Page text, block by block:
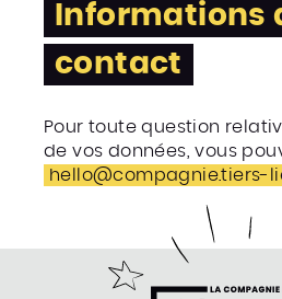
Informations
contact
Pour toute question
de vos données, vous
hello@compagnie.tiers-